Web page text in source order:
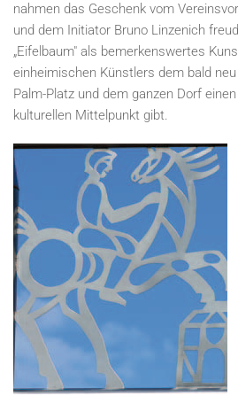
nahmen das Geschenk vom
und dem Initiator Bruno Linzenich
„Eifelbaum" als bemerkenswertes
einheimischen Künstlers dem bald
Palm-Platz und dem ganzen Dorf
kulturellen Mittelpunkt gibt.